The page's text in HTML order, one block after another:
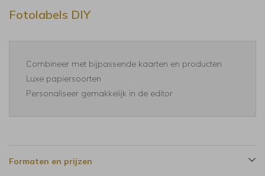
Fotolabels DIY
Combineer met bijpassende kaarten en producten
Luxe papiersoorten
Personaliseer gemakkelijk in de editor
Formaten en prijzen